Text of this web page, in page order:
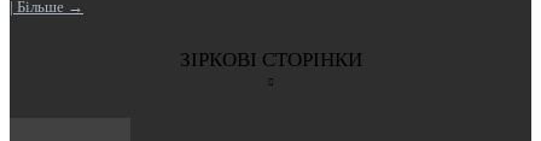
| Більше →
ЗІРКОВІ СТОРІНКИ